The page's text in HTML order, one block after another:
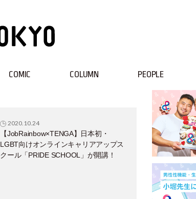
COMIC COLUMN PEOPLE
2020.10.24
【JobRainbow×TENGA】日本初・
LGBT向けオンラインキャリアアップス
クール「PRIDE SCHOOL」が開講！